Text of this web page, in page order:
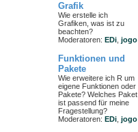
Grafik
Wie erstelle ich
Grafiken, was ist zu
beachten?
Moderatoren: EDi jogo
Funktionen und
Pakete
Wie erweitere ich R um
eigene Funktionen oder
Pakete? Welches Paket
ist passend für meine
Fragestellung?
Moderatoren: EDi jogo